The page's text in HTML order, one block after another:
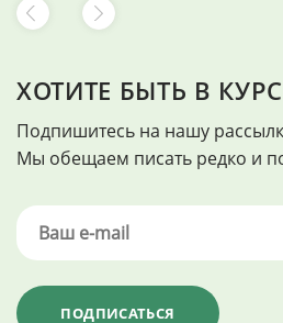
ХОТИТЕ БЫТЬ В
Подпишитесь на нашу
Мы обещаем писать редко и